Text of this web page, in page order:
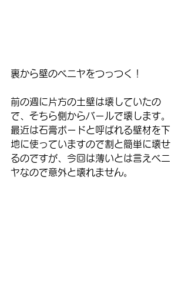
裏から壁のベニヤをつっつく！
前の週に片方の土壁は壊していたの
で、そちら側からバールで壊します。
最近は石膏ボードと呼ばれる壁材を下
地に使っていますので割と簡単に壊せ
るのですが、今回は薄いとは言えベニ
ヤなので意外と壊れません。